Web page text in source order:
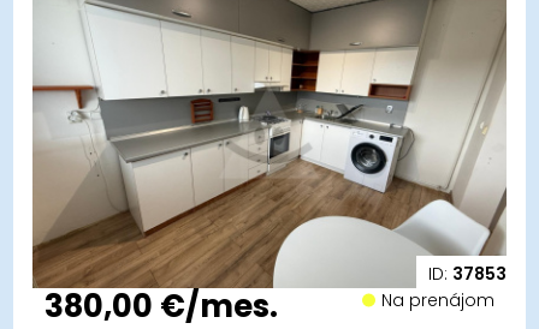
ID: 37853
380,00 €/mes. Na prenájom